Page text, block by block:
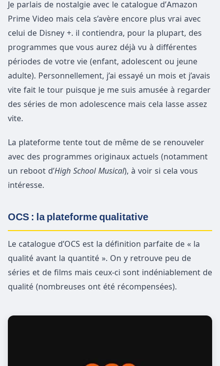
Je parlais de nostalgie avec le catalogue d’Amazon
Prime Video mais cela s’avère encore plus vrai avec
celui de Disney +. il contiendra, pour la plupart, des
programmes que vous aurez déjà vu à différentes
périodes de votre vie (enfant, adolescent ou jeune
adulte). Personnellement, j’ai essayé un mois et j’avais
vite fait le tour puisque je me suis amusée à regarder
des séries de mon adolescence mais cela lasse assez
vite.
La plateforme tente tout de même de se renouveler
avec des programmes originaux actuels (notamment
un reboot d’High School Musical), à voir si cela vous
intéresse.
OCS : la plateforme qualitative
Le catalogue d’OCS est la définition parfaite de « la
qualité avant la quantité ». On y retrouve peu de
séries et de films mais ceux-ci sont indéniablement de
qualité (nombreuses ont été récompensées).